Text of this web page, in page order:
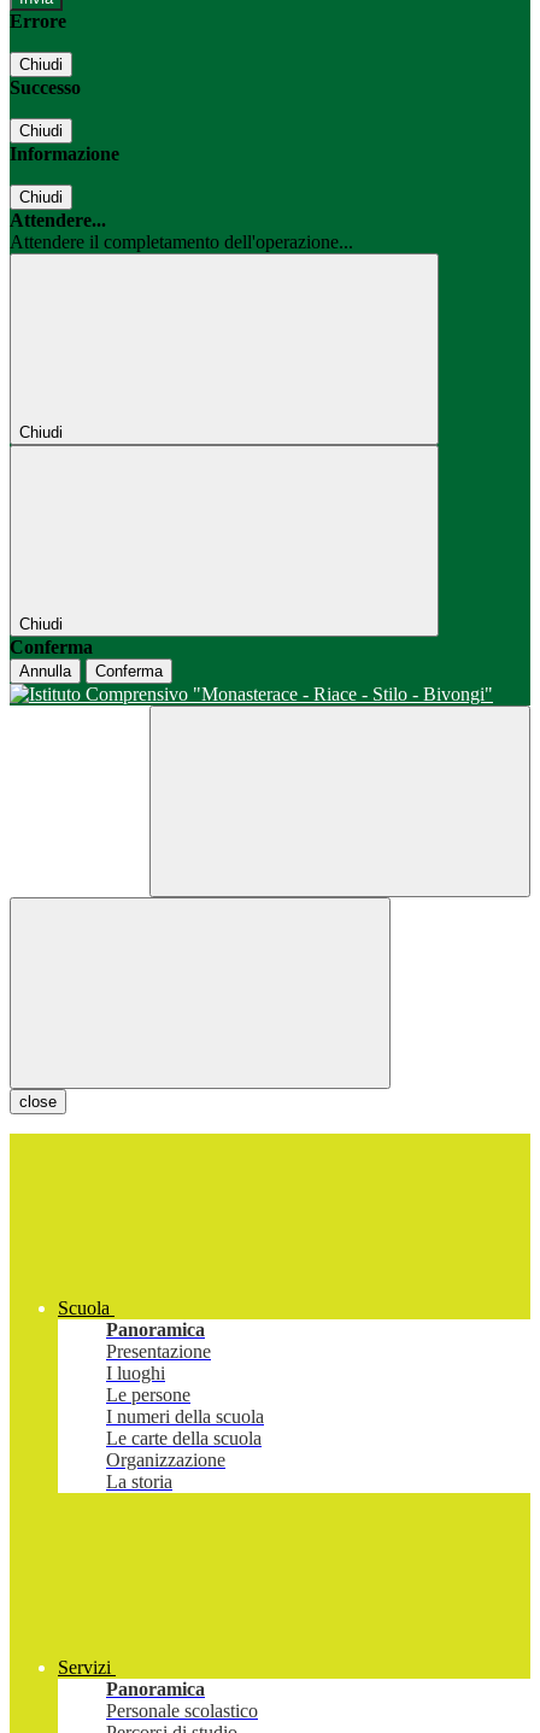
Errore
Chiudi
Successo
Chiudi
Informazione
Chiudi
Attendere...
Attendere il completamento dell'operazione...
Chiudi
Chiudi
Conferma
Annulla Conferma
close
Scuola
Panoramica
Presentazione
I luoghi
Le persone
I numeri della scuola
Le carte della scuola
Organizzazione
La storia
Servizi
Panoramica
Personale scolastico